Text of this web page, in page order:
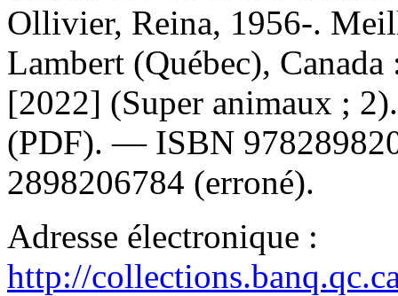
Ollivier, Reina, 1956-.
Lambert (Québec),
[2022] (Super animaux ;
(PDF). — ISBN
2898206784 (erroné).
Adresse électronique :
http://